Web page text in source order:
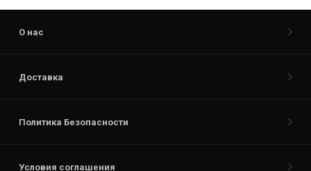
О нас
Доставка
Политика Безопасности
Условия соглашения